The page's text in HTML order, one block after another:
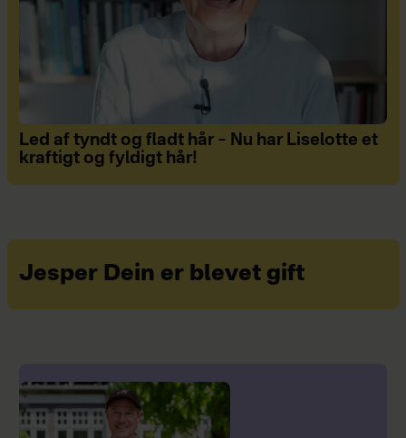
Led af tyndt og fladt hår – Nu har Liselotte et
kraftigt og fyldigt hår!
Jesper Dein er blevet gift